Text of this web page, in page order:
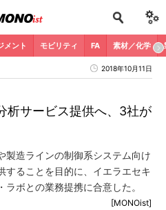
メント モビリティ FA 素材／化学
2018年10月11日
析サービス提供へ、3社が
製造ラインの制御系システム向け
することを目的に、イエラエセキ
ボとの業務提携に合意した。
[MONOist]